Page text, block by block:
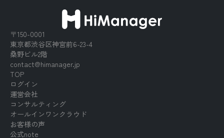
〒150-0001
東京都渋谷区神宮前6-23-4
桑野ビル2階
contact@himanager.jp
TOP
ログイン
運営会社
コンサルティング
オールインワンクラウド
お客様の声
公式note